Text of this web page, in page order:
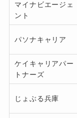
マイナビエージェ
ント
パソナキャリア
ケイキャリアパー
トナーズ
じょぶる兵庫